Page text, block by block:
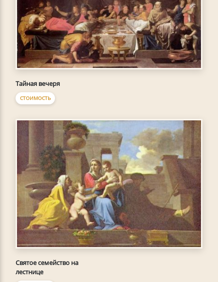
Тайная вечеря
СТОИМОСТЬ
Святое семейство на
лестнице